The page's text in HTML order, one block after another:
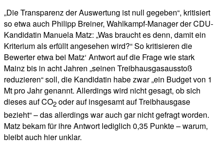
„Die Transparenz der Auswertung ist null gegeben“, kritisiert
so etwa auch Philipp Breiner, Wahlkampf-Manager der CDU-
Kandidatin Manuela Matz: „Was braucht es denn, damit ein
Kriterium als erfüllt angesehen wird?“ So kritisieren die
Bewerter etwa bei Matz‘ Antwort auf die Frage wie stark
Mainz bis in acht Jahren „seinen Treibhausgasausstoß
reduzieren“ soll, die Kandidatin habe zwar „ein Budget von 1
Mt pro Jahr genannt. Allerdings wird nicht gesagt, ob sich
dieses auf CO2 oder auf insgesamt auf Treibhausgase
bezieht“ – das allerdings war auch gar nicht gefragt worden.
Matz bekam für ihre Antwort lediglich 0,35 Punkte – warum,
bleibt auch hier unklar.